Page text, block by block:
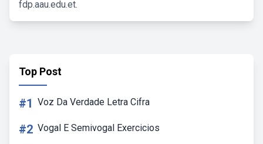
fdp.aau.edu.et.
Top Post
#1 Voz Da Verdade Letra Cifra
#2 Vogal E Semivogal Exercicios